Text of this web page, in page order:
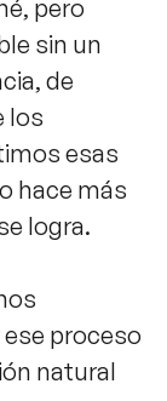
pero
sin un
de
los
esas
hace más
logra.
proceso
natural